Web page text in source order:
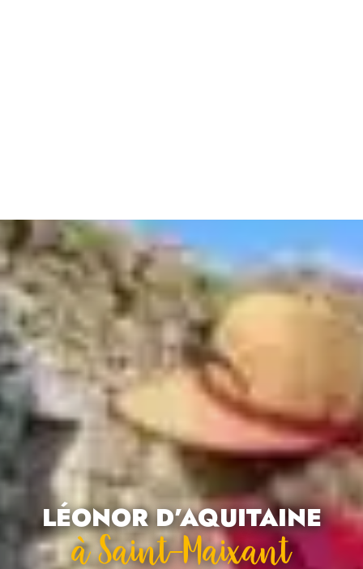
LÉONOR D’AQUITAINE
À Saint-Maixant